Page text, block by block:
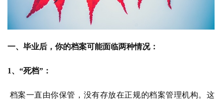
一、 毕业后，你的档案可能面临两种情况：
1、“死档”：
档案一直由你保管，没有存放在正规的档案管理机构。这